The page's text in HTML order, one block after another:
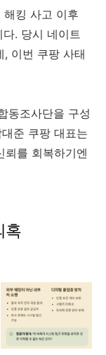
해킹 사고 이후
. 당시 네이트
이번 쿠팡 사태
동조사단을 구성
준 쿠팡 대표는
뢰를 회복하기엔
혹